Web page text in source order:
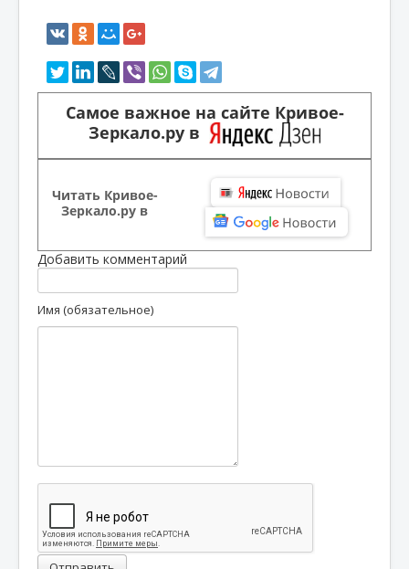
Самое важное на сайте Кривое-
Зеркало.ру в
Читать Кривое-
Зеркало.ру в
Добавить комментарий
Имя (обязательное)